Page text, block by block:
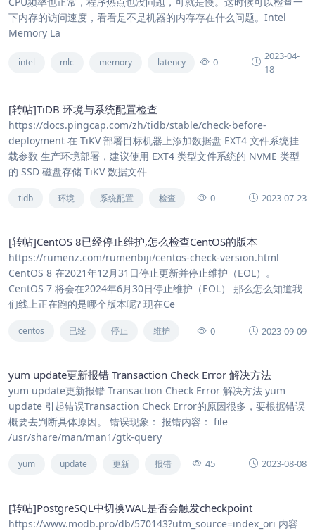
下内存的访问速度，看看是不是机器的内存存在什么问题。Intel
Memory La
intel mlc memory latency 0
2023-04-
18
[转帖]TiDB 环境与系统配置检查
https://docs.pingcap.com/zh/tidb/stable/check-before-
deployment 在 TiKV 部署目标机器上添加数据盘 EXT4 文件系统挂
载参数 生产环境部署，建议使用 EXT4 类型文件系统的 NVME 类型
的 SSD 磁盘存储 TiKV 数据文件
tidb 环境 系统配置 检查 0 2023-07-23
[转帖]CentOS 8已经停止维护,怎么检查CentOS的版本
https://rumenz.com/rumenbiji/centos-check-version.html
CentOS 8 在2021年12月31日停止更新并停止维护（EOL）。
CentOS 7 将会在2024年6月30日停止维护（EOL） 那么怎么知道我
们线上正在跑的是哪个版本呢? 现在Ce
centos 已经 停止 维护 0 2023-09-09
yum update更新报错 Transaction Check Error 解决方法
yum update更新报错 Transaction Check Error 解决方法 yum
update 引起错误Transaction Check Error的原因很多，要根据错误
概要去判断具体原因。 错误现象： 报错内容： file
/usr/share/man/man1/gtk-query
yum update 更新 报错 45 2023-08-08
[转帖]PostgreSQL中切换WAL是否会触发checkpoint
https://www.modb.pro/db/570143?utm_source=index_ori 内容